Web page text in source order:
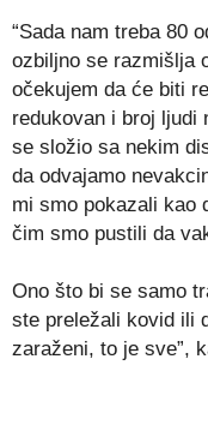
“Sada nam treba 80
ozbiljno se razmišlja
očekujem da će biti
redukovan i broj ljudi
se složio sa nekim
da odvajamo
mi smo pokazali kao
čim smo pustili da
Ono što bi se samo
ste preležali kovid ili
zaraženi, to je sve”,